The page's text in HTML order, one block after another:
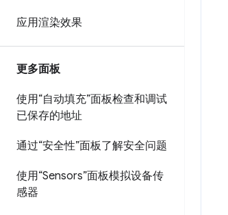
应用渲染效果
更多面板
使用“自动填充”面板检查和调试
已保存的地址
通过“安全性”面板了解安全问题
使用“Sensors”面板模拟设备传
感器